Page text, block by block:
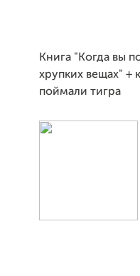
Книга "Когда вы
хрупких вещах" +
поймали тигра